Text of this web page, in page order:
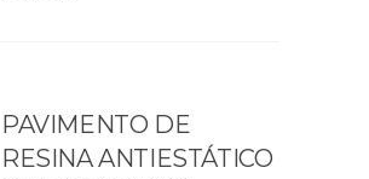
PAVIMENTO DE
RESINA ANTIESTÁTICO